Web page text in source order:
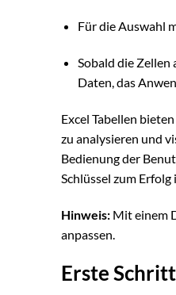
Für die Auswahl
Sobald die Zellen
Daten, das
Excel Tabellen
zu analysieren und
Bedienung der
Schlüssel zum
Hinweis: Mit einem
anpassen.
Erste